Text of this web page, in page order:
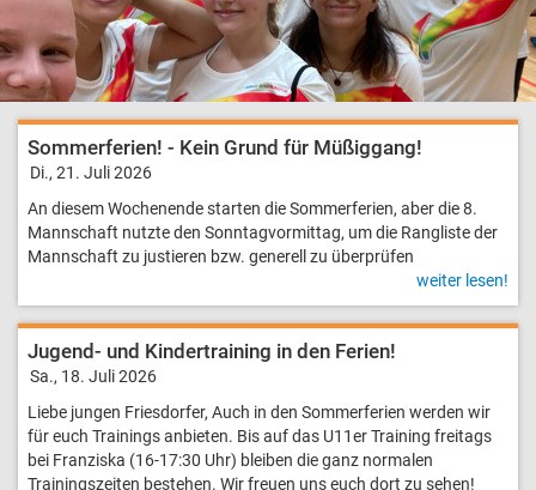
Sommerferien! - Kein Grund für Müßiggang!
Di., 21. Juli 2026
An diesem Wochenende starten die Sommerferien, aber die 8.
Mannschaft nutzte den Sonntagvormittag, um die Rangliste der
Mannschaft zu justieren bzw. generell zu überprüfen
weiter lesen!
Jugend- und Kinder­training in den Ferien!
Sa., 18. Juli 2026
Liebe jungen Friesdorfer, Auch in den Sommerferien werden wir
für euch Trainings anbieten. Bis auf das U11er Training freitags
bei Franziska (16-17:30 Uhr) bleiben die ganz normalen
Trainingszeiten bestehen. Wir freuen uns euch dort zu sehen!